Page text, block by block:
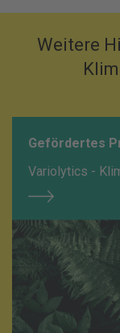
Weitere
Gefördertes
Variolytics -